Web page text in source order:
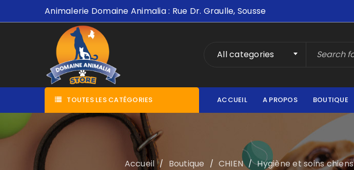
Animalerie Domaine Animalia : Rue Dr. Graulle, Sousse
All categories
TOUTES LES CATÉGORIES ACCUEIL A PROPOS BOUTIQUE
Accueil / Boutique / CHIEN / Hygiène et soins chiens